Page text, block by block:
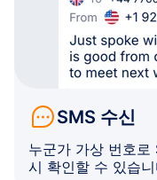
SMS 수신
누군가 가상 번호로
시 확인할 수 있습